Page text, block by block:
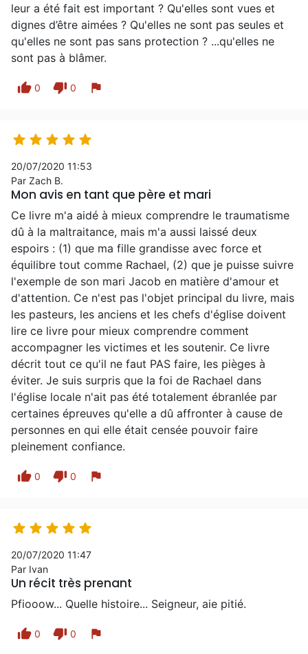
leur a été fait est important ? Qu'elles sont vues et
dignes d’être aimées ? Qu'elles ne sont pas seules et
qu'elles ne sont pas sans protection ? ...qu'elles ne
sont pas à blâmer.
thumb_up 0 thumb_down 0 flag
    
20/07/2020 11:53
Par Zach B.
Mon avis en tant que père et mari
Ce livre m'a aidé à mieux comprendre le traumatisme
dû à la maltraitance, mais m'a aussi laissé deux
espoirs : (1) que ma fille grandisse avec force et
équilibre tout comme Rachael, (2) que je puisse suivre
l'exemple de son mari Jacob en matière d'amour et
d'attention. Ce n'est pas l'objet principal du livre, mais
les pasteurs, les anciens et les chefs d'église doivent
lire ce livre pour mieux comprendre comment
accompagner les victimes et les soutenir. Ce livre
décrit tout ce qu'il ne faut PAS faire, les pièges à
éviter. Je suis surpris que la foi de Rachael dans
l'église locale n'ait pas été totalement ébranlée par
certaines épreuves qu'elle a dû affronter à cause de
personnes en qui elle était censée pouvoir faire
pleinement confiance.
thumb_up 0 thumb_down 0 flag
    
20/07/2020 11:47
Par Ivan
Un récit très prenant
Pfiooow... Quelle histoire... Seigneur, aie pitié.
thumb_up 0 thumb_down 0 flag